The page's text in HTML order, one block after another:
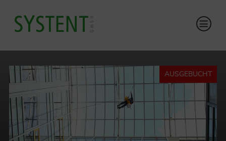
AUSGEBUCHT